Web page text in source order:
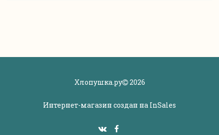
Хлопушка.ру 2026
Интернет-магазин создан на InSales